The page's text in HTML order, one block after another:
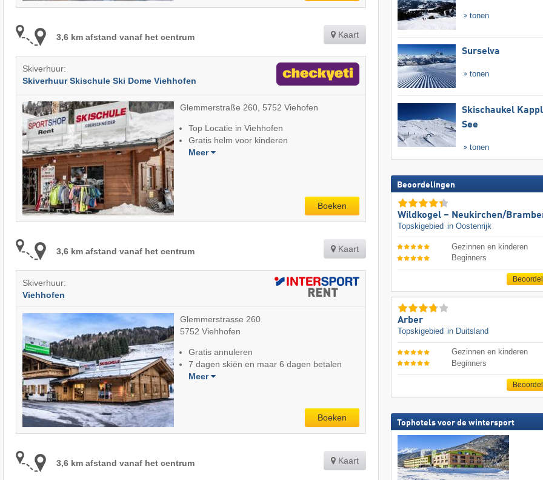
3,6 km afstand vanaf het centrum Kaart
Skiverhuur:
Skiverhuur Skischule Ski Dome Viehhofen
Glemmerstraße 260, 5752 Viehofen
Top Locatie in Viehhofen
Gratis helm voor kinderen
Meer
Boeken
3,6 km afstand vanaf het centrum Kaart
Skiverhuur:
Viehhofen
Glemmerstrasse 260
5752 Viehhofen
Gratis annuleren
7 dagen skiën en maar 6 dagen betalen
Meer
Boeken
3,6 km afstand vanaf het centrum Kaart
tonen
Surselva
tonen
Skischaukel
See
tonen
Beoordelingen
Wildkogel – Neukirchen/​
Topskigebied in Oostenrijk
Gezinnen en kinderen
Beginners
Arber
Topskigebied in Duitsland
Gezinnen en kinderen
Beginners
Tophotels voor de wintersport